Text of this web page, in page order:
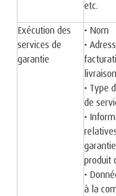
etc.
Exécution des
services de
garantie
• Nom
•
livraison
• Type
de
•
produit
•
à la